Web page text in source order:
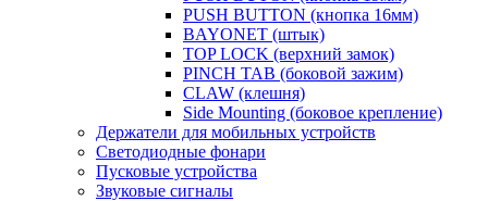
PUSH BUTTON (кнопка 16мм)
BAYONET (штык)
TOP LOCK (верхний замок)
PINCH TAB (боковой зажим)
CLAW (клешня)
Side Mounting (боковое крепление)
Держатели для мобильных устройств
Светодиодные фонари
Пусковые устройства
Звуковые сигналы